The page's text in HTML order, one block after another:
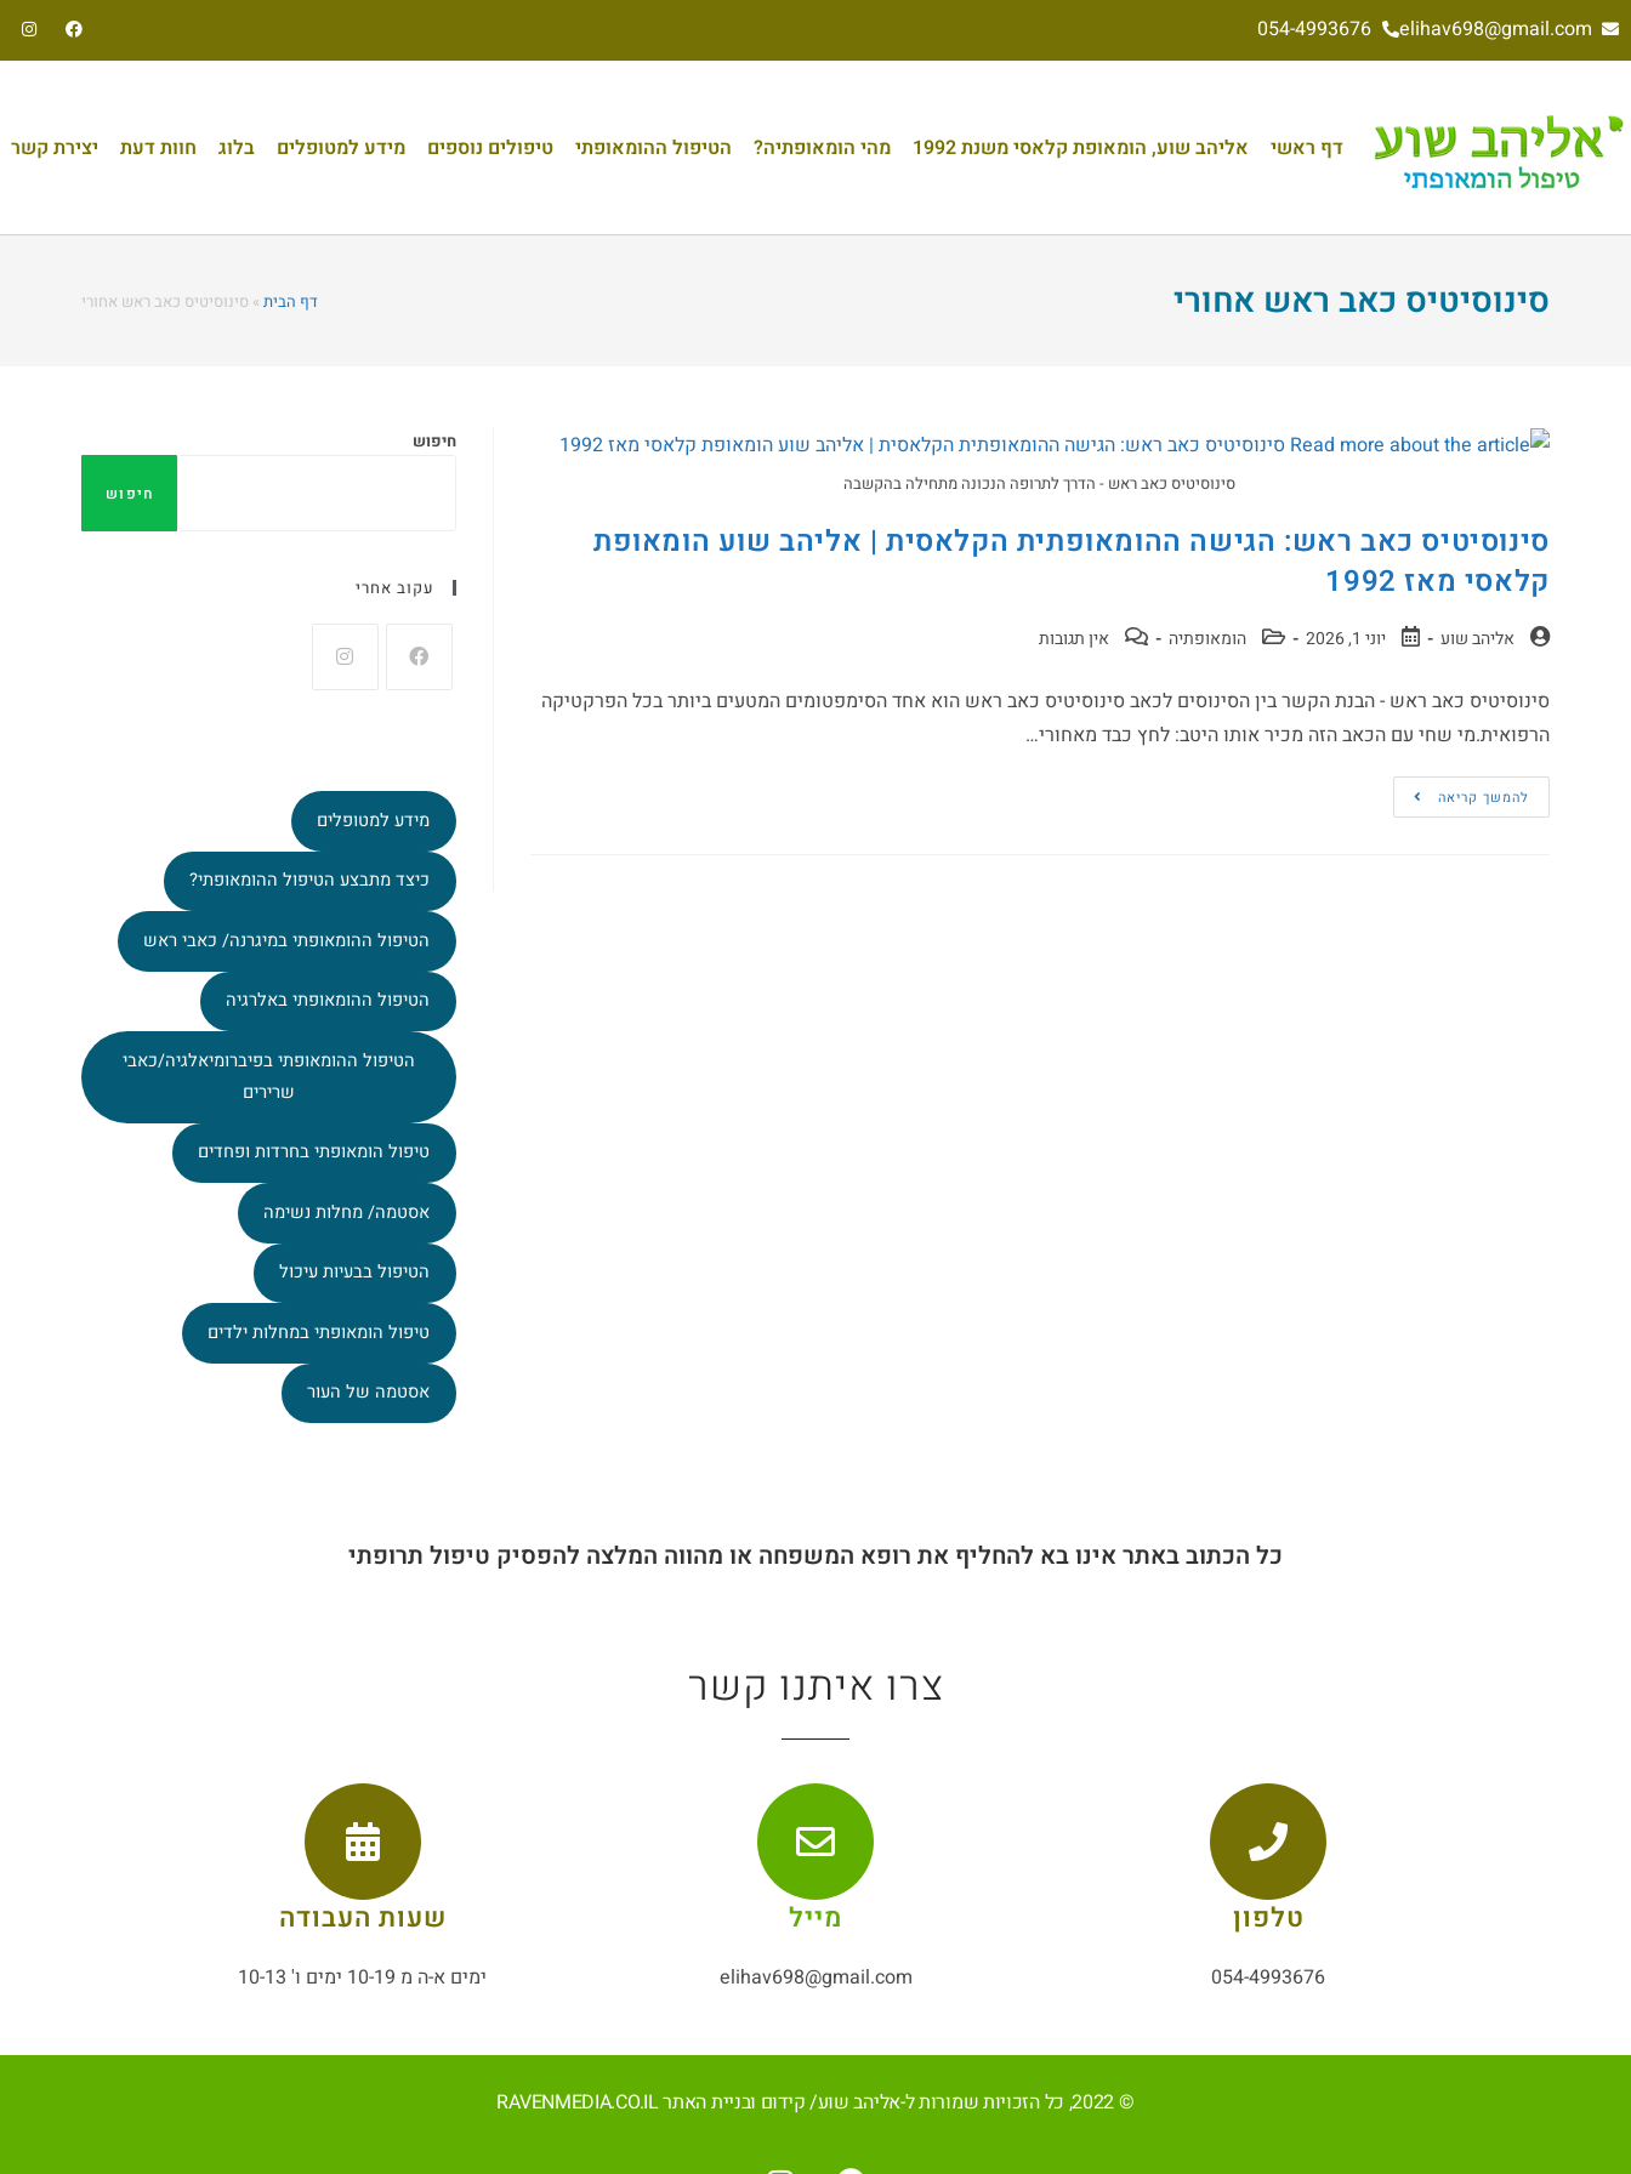
elihav698@gmail.com
054-4993676
דף ראשי אליהב שוע, הומאופת קלאסי משנת 1992 מהי הומאופתיה? הטיפול ההומאופתי טיפולים נוספים מידע למטופלים בלוג חוות דעת יצירת קשר
סינוסיטיס כאב ראש אחורי דף הבית» סינוסיטיס כאב ראש אחורי
סינוסיטיס כאב ראש - הדרך לתרופה הנכונה מתחילה בהקשבה
סינוסיטיס כאב ראש: הגישה ההומאופתית הקלאסית | אליהב שוע הומאופת
קלאסי מאז 1992
אליהב שוע יוני 1, 2026 הומאופתיה אין תגובות
סינוסיטיס כאב ראש - הבנת הקשר בין הסינוסים לכאב סינוסיטיס כאב ראש הוא אחד הסימפטומים המטעים ביותר בכל הפרקטיקה
הרפואית.מי שחי עם הכאב הזה מכיר אותו היטב: לחץ כבד מאחורי…
להמשך קריאה
חיפוש
חיפוש
עקוב אחרי
מידע למטופלים
כיצד מתבצע הטיפול ההומאופתי?
הטיפול ההומאופתי במיגרנה/ כאבי ראש
הטיפול ההומאופתי באלרגיה
הטיפול ההומאופתי בפיברומיאלגיה/כאבי
שרירים
טיפול הומאופתי בחרדות ופחדים
אסטמה/ מחלות נשימה
הטיפול בבעיות עיכול
טיפול הומאופתי במחלות ילדים
אסטמה של העור
כל הכתוב באתר אינו בא להחליף את רופא המשפחה או מהווה המלצה להפסיק טיפול תרופתי
צרו איתנו קשר
טלפון
054-4993676
מייל
elihav698@gmail.com
שעות העבודה
ימים א-ה מ 10-19 ימים ו' 10-13
© 2022, כל הזכויות שמורות ל-אליהב שוע/ קידום ובניית האתר RAVENMEDIA.CO.IL